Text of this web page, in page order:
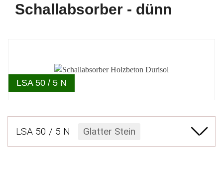
Schallabsorber - dünn
LSA 50 / 5 N
LSA 50 / 5 N Glatter Stein